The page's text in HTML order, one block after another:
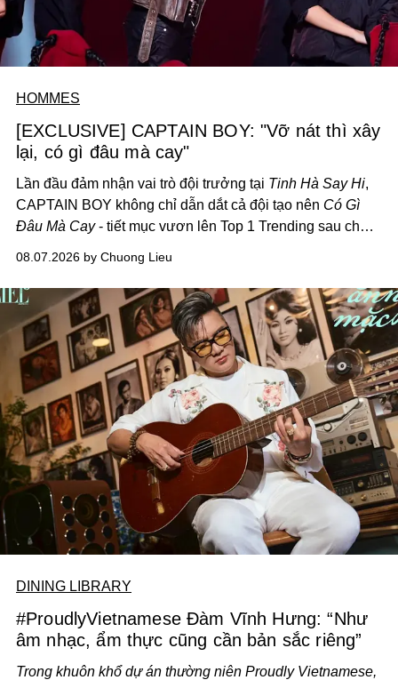
HOMMES
[EXCLUSIVE] CAPTAIN BOY: "Vỡ nát thì xây
lại, có gì đâu mà cay"
Lần đầu đảm nhận vai trò đội trưởng tại Tinh Hà Say Hi,
CAPTAIN BOY không chỉ dẫn dắt cả đội tạo nên Có Gì
Đâu Mà Cay- tiết mục vươn lên Top 1 Trending sau chưa
để lắng nghe, kết nối và tin tưởng đồng đội. Với nam
nghệ sĩ, đó cũng là bước chuyển quan trọng trên hành
trình trở thành một producer thực thụ.
08.07.2026 by Chuong Lieu
DINING LIBRARY
#ProudlyVietnamese Đàm Vĩnh Hưng: “Như
âm nhạc, ẩm thực cũng cần bản sắc riêng”
Trong khuôn khổ dự án thường niên Proudly Vietnamese,